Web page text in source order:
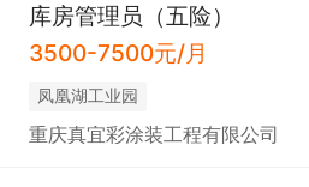
库房管理员（五险）
3500-7500元/月
凤凰湖工业园
重庆真宜彩涂装工程有限公司